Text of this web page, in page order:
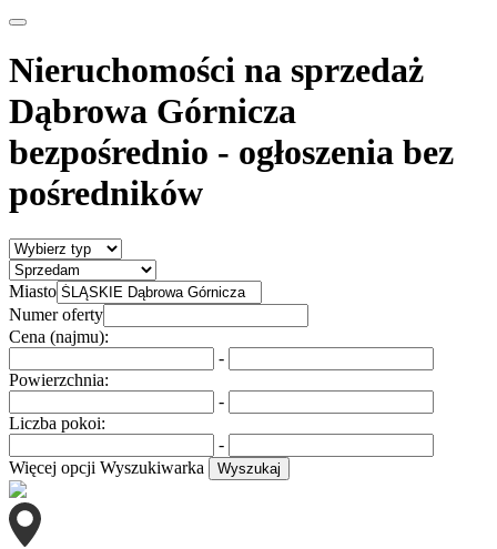
Nieruchomości na sprzedaż
Dąbrowa Górnicza
bezpośrednio - ogłoszenia bez
pośredników
Miasto
Numer oferty
Cena (najmu):
-
Powierzchnia:
-
Liczba pokoi:
-
Więcej opcji Wyszukiwarka Wyszukaj